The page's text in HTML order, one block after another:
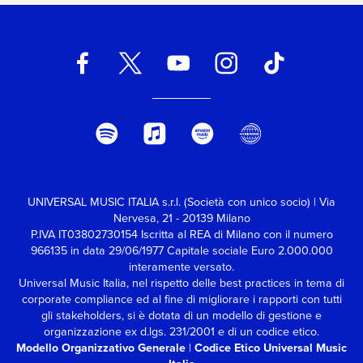
UNIVERSAL MUSIC ITALIA s.r.l. (Società con unico socio) | Via
Nervesa, 21 - 20139 Milano
P.IVA IT03802730154 Iscritta al REA di Milano con il numero
966135 in data 29/06/1977 Capitale sociale Euro 2.000.000
interamente versato.
Universal Music Italia, nel rispetto delle best practices in tema di
corporate compliance ed al fine di migliorare i rapporti con tutti
gli stakeholders, si è dotata di un modello di gestione e
organizzazione ex d.lgs. 231/2001 e di un codice etico.
Modello Organizzativo Generale | Codice Etico Universal Music